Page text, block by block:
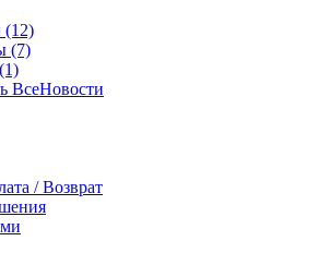
(12)
(7)
ВсеНовости
/ Возврат